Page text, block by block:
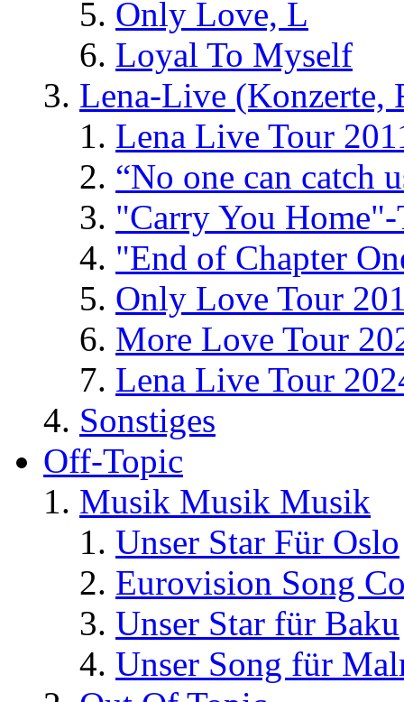
Only Love, L
Loyal To Myself
Lena-Live (Konzerte,
Lena Live Tour
“No one can catch
"Carry You
"End of Chapter
Only Love Tour
More Love Tour
Lena Live Tour
Sonstiges
Off-Topic
Musik Musik Musik
Unser Star Für Oslo
Eurovision Song
Unser Star für Baku
Unser Song für